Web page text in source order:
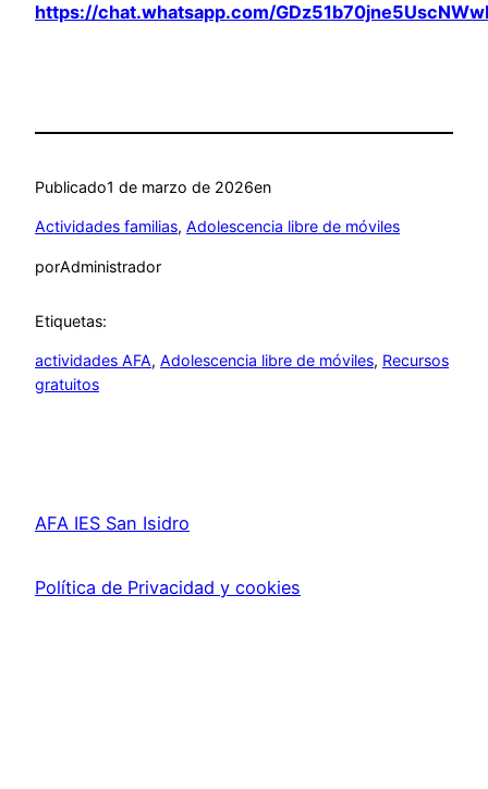
https://chat.whatsapp.com/
Publicado1 de marzo de 2026en
Actividades familias, Adolescencia libre de móviles
porAdministrador
Etiquetas:
actividades AFA, Adolescencia libre de móviles, Recursos
gratuitos
AFA IES San Isidro
Política de Privacidad y cookies